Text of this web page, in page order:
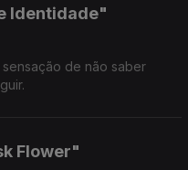
Identidade"
de não saber
Flower"